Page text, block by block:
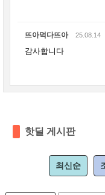
뜨아먹다뜨아 25.08.14
감사합니다
핫딜 게시판
최신순